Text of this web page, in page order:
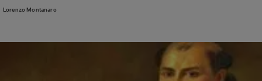
Lorenzo Montanaro